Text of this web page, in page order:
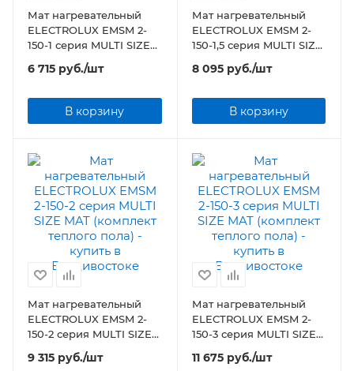
Мат нагревательный
ELECTROLUX EMSM 2-
150-1 серия MULTI SIZE
MAT (комплект теплого
пола)
6 715 руб./шт
В корзину
Мат нагревательный
ELECTROLUX EMSM 2-
150-1,5 серия MULTI SIZE
MAT (комплект теплого
пола)
8 095руб./шт
В корзину
Мат нагревательный
ELECTROLUX EMSM 2-
150-2 серия MULTI SIZE
MAT (комплект теплого
пола)
9 315 руб./шт
Мат нагревательный
ELECTROLUX EMSM 2-
150-3 серия MULTI SIZE
MAT (комплект теплого
пола)
11 675руб./шт